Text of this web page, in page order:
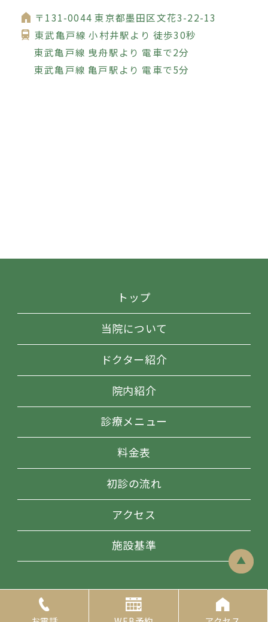
〒131-0044 東京都墨田区文花3-22-13
東武亀戸線 小村井駅より 徒歩30秒
東武亀戸線 曳舟駅より 電車で2分
東武亀戸線 亀戸駅より 電車で5分
トップ
当院について
ドクター紹介
院内紹介
診療メニュー
料金表
初診の流れ
アクセス
施設基準
© 2020 おむらい歯科クリニック